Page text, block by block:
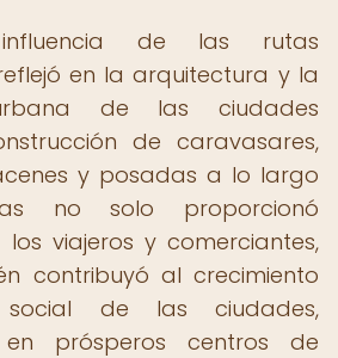
de las rutas
en la arquitectura y la
de las ciudades
de caravasares,
y posadas a lo largo
no solo proporcionó
viajeros y comerciantes,
contribuyó al crecimiento
de las ciudades,
en prósperos centros de